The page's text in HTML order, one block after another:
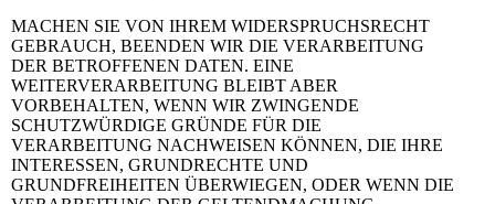
MACHEN SIE VON IHREM WIDERSPRUCHSRECHT
GEBRAUCH, BEENDEN WIR DIE VERARBEITUNG
DER BETROFFENEN DATEN. EINE
WEITERVERARBEITUNG BLEIBT ABER
VORBEHALTEN, WENN WIR ZWINGENDE
SCHUTZWÜRDIGE GRÜNDE FÜR DIE
VERARBEITUNG NACHWEISEN KÖNNEN, DIE IHRE
INTERESSEN, GRUNDRECHTE UND
GRUNDFREIHEITEN ÜBERWIEGEN, ODER WENN DIE